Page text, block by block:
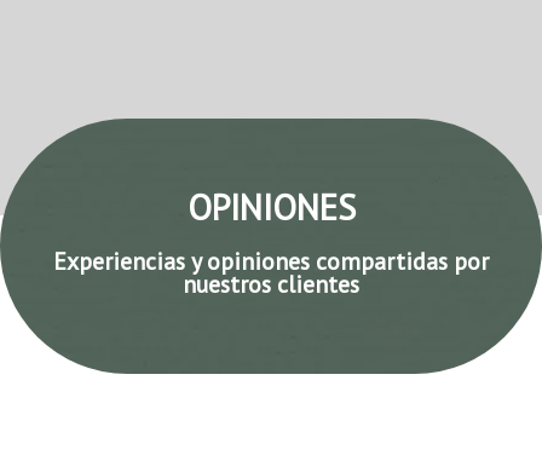
OPINIONES
Experiencias y opiniones compartidas por
nuestros clientes